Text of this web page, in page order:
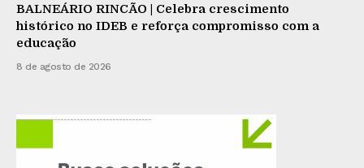
BALNEÁRIO RINCÃO | Celebra crescimento
histórico no IDEB e reforça compromisso com a
educação
8 de agosto de 2026